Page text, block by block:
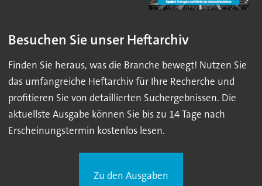
Besuchen Sie unser Heftarchiv
Finden Sie heraus, was die Branche bewegt! Nutzen Sie
das umfangreiche Heftarchiv für Ihre Recherche und
profitieren Sie von detaillierten Suchergebnissen. Die
aktuellste Ausgabe können Sie bis zu 14 Tage nach
Erscheinungstermin kostenlos lesen.
Zu den Ausgaben